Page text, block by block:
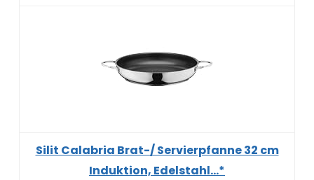
Silit Calabria Brat-/ Servierpfanne 32 cm
Induktion, Edelstahl...*